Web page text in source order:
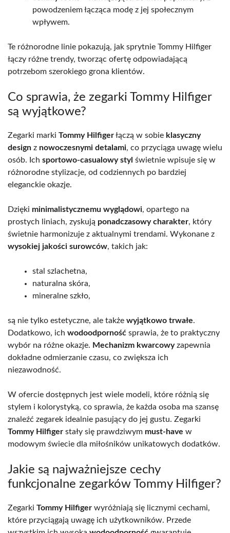
powodzeniem łącząca modę z jej społecznym
wpływem.
Te różnorodne linie pokazują, jak sprytnie Tommy Hilfiger
łączy różne trendy, tworząc ofertę odpowiadającą
potrzebom szerokiego grona klientów.
Co sprawia, że zegarki Tommy Hilfiger
są wyjątkowe?
Zegarki marki Tommy Hilfigerłączą w sobie klasyczny
design z nowoczesnymi detalami, co przyciąga uwagę wielu
osób. Ich sportowo-casualowy styl świetnie wpisuje się w
różnorodne stylizacje, od codziennych po bardziej
eleganckie okazje.
Dzięki minimalistycznemu wyglądowi, opartego na
prostych liniach, zyskują ponadczasowy charakter, który
świetnie harmonizuje z aktualnymi trendami. Wykonane z
wysokiej jakości surowców, takich jak:
stal szlachetna,
naturalna skóra,
mineralne szkło,
są nie tylko estetyczne, ale także wyjątkowo trwałe.
Dodatkowo, ich wodoodporność sprawia, że to praktyczny
wybór na różne okazje. Mechanizm kwarcowyzapewnia
dokładne odmierzanie czasu, co zwiększa ich
niezawodność.
W ofercie dostępnych jest wiele modeli, które różnią się
stylem i kolorystyką, co sprawia, że każda osoba ma szansę
znaleźć zegarek idealnie pasujący do jej gustu. Zegarki
Tommy Hilfiger stały się prawdziwym must-have w
modowym świecie dla miłośników unikatowych dodatków.
Jakie są najważniejsze cechy
funkcjonalne zegarków Tommy Hilfiger?
Zegarki Tommy Hilfiger wyróżniają się licznymi cechami,
które przyciągają uwagę ich użytkowników. Przede